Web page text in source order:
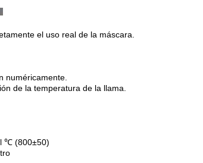
el uso real de la máscara.
numéricamente.
de la temperatura de la llama.
℃ (800±50)